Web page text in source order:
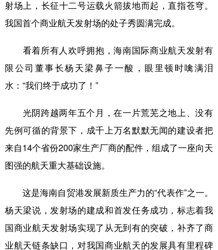
射场上，长征十二号运载火箭拔地而起，直指苍穹。
我国首个商业航天发射场的处子秀圆满完成。
看着所有人欢呼拥抱，海南国际商业航天发射有
限公司董事长杨天梁鼻子一酸，眼里顿时噙满泪
水：“我们终于成功了！”
光阴跨越两年五个月，在一片荒芜之地上、没有
先例可循的背景下，成千上万名默默无闻的建设者把
来自14个省份200家生产厂商的配件，组成了一座向天
图强的航天重大基础设施。
这是海南自贸港发展新质生产力的“代表作”之一。
杨天梁说，发射场的建成和首发任务成功，标志着我
国商业航天发射场实现了从无到有的突破，补齐了商
业航天链条缺口，对我国商业航天的发展具有里程碑